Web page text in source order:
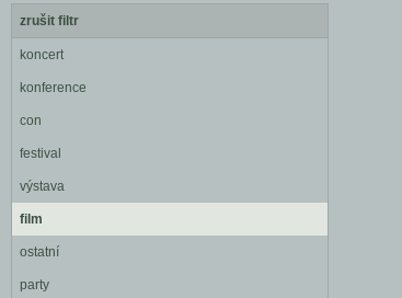
zrušit filtr
koncert
konference
con
festival
výstava
film
ostatní
party